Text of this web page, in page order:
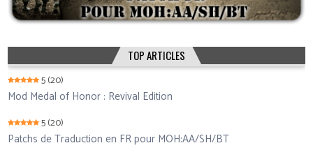
TOP ARTICLES
5(20)
Mod Medal of Honor : Revival Edition
5(20)
Patchs de Traduction en FR pour MOH:AA/SH/BT